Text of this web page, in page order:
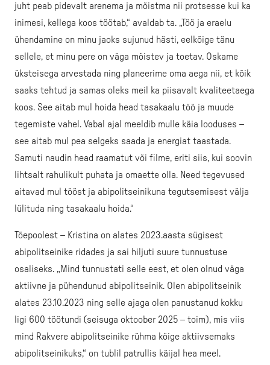
juht peab pidevalt arenema ja mõistma nii protsesse kui ka
inimesi, kellega koos töötab,“ avaldab ta. „Töö ja eraelu
ühendamine on minu jaoks sujunud hästi, eelkõige tänu
sellele, et minu pere on väga mõistev ja toetav. Oskame
üksteisega arvestada ning planeerime oma aega nii, et kõik
saaks tehtud ja samas oleks meil ka piisavalt kvaliteetaega
koos. See aitab mul hoida head tasakaalu töö ja muude
tegemiste vahel. Vabal ajal meeldib mulle käia looduses –
see aitab mul pea selgeks saada ja energiat taastada.
Samuti naudin head raamatut või filme, eriti siis, kui soovin
lihtsalt rahulikult puhata ja omaette olla. Need tegevused
aitavad mul tööst ja abipolitseinikuna tegutsemisest välja
lülituda ning tasakaalu hoida.“
Tõepoolest – Kristina on alates 2023.aasta sügisest
abipolitseinike ridades ja sai hiljuti suure tunnustuse
osaliseks. „Mind tunnustati selle eest, et olen olnud väga
aktiivne ja pühendunud abipolitseinik. Olen abipolitseinik
alates 23.10.2023 ning selle ajaga olen panustanud kokku
ligi 600 töötundi (seisuga oktoober 2025 – toim), mis viis
mind Rakvere abipolitseinike rühma kõige aktiivsemaks
abipolitseinikuks,“ on tublil patrullis käijal hea meel.